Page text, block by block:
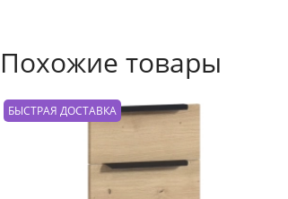
Похожие товары
БЫСТРАЯ ДОСТАВКА